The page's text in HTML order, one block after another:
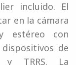
incluido. El
en la cámara
estéreo con
de
y TRRS. La